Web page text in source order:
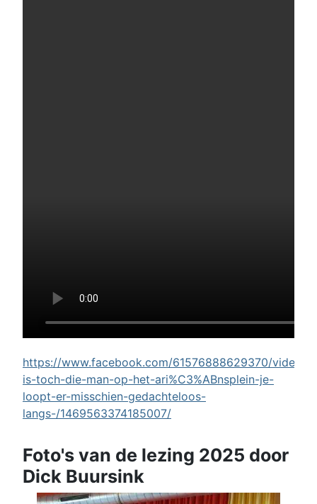
https://www.facebook.com/61576888629370/videos/
is-toch-die-man-op-het-ari%C3%ABnsplein-je-
loopt-er-misschien-gedachteloos-
langs-/1469563374185007/
Foto's van de lezing 2025 door
Dick Buursink